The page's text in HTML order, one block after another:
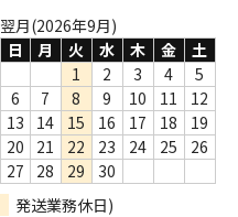
翌月(2026年9月)
日
月 火 水 木 金
土
1
2 3 4
5
6
7 8 9 10 11
12
13
14 15 16 17 18
19
20
21 22 23 24 25
26
27
28 29
30
発送業務休日)